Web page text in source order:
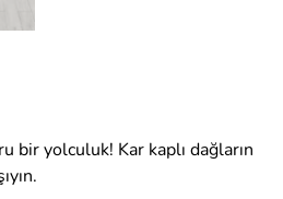
bir yolculuk! Kar kaplı dağların